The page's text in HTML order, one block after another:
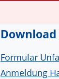
Formular
Anmeldung